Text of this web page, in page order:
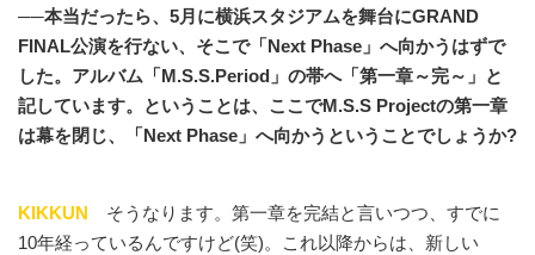
──本当だったら、5月に横浜スタジアムを舞台にGRAND
FINAL公演を行ない、そこで「Next Phase」へ向かうはずで
した。アルバム「M.S.S.Period」の帯へ「第一章～完～」と
記しています。ということは、ここでM.S.S Projectの第一章
は幕を閉じ、「Next Phase」へ向かうということでしょうか?
KIKKUN そうなります。第一章を完結と言いつつ、すでに
10年経っているんですけど(笑)。これ以降からは、新しい